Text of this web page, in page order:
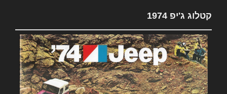
קטלוג ג'יפ 1974